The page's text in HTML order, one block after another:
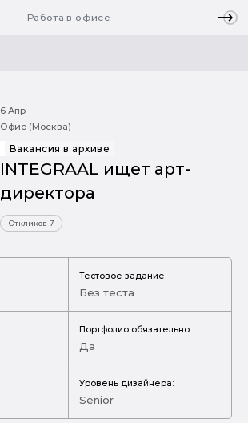
Работа в офисе
6 Апр
Офис (Москва)
Вакансия в архиве
INTEGRAAL ищет арт-
директора
Откликов 7
Тестовое задание:
Без теста
Портфолио обязательно:
Да
Уровень дизайнера:
Senior